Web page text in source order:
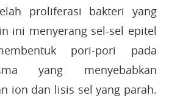
proliferasi bakteri yang
ini menyerang sel-sel epitel
pori-pori pada
yang menyebabkan
ion dan lisis sel yang parah.